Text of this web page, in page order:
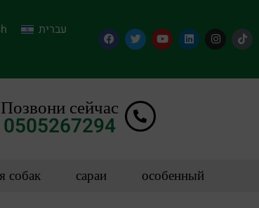
עברית
Позвони сейчас
0505267294
собак сараи особенный